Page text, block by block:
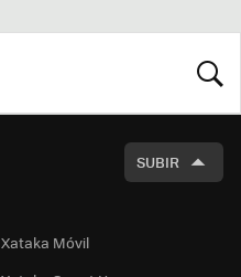
SUBIR
Xataka Móvil